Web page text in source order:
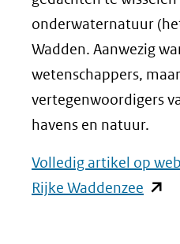
onderwaternatuur
Wadden. Aanwezig
wetenschappers,
vertegenwoordigers
havens en natuur.
Volledig artikel op
Rijke Waddenzee (opent